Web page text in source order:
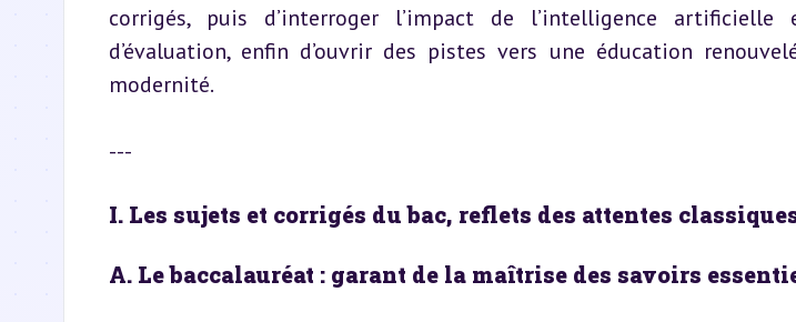
corrigés, puis d’interroger l’impact de l’intelligence artificielle
d’évaluation, enfin d’ouvrir des pistes vers une éducation
modernité.
---
I. Les sujets et corrigés du bac, reflets des attentes
A. Le baccalauréat : garant de la maîtrise des savoirs